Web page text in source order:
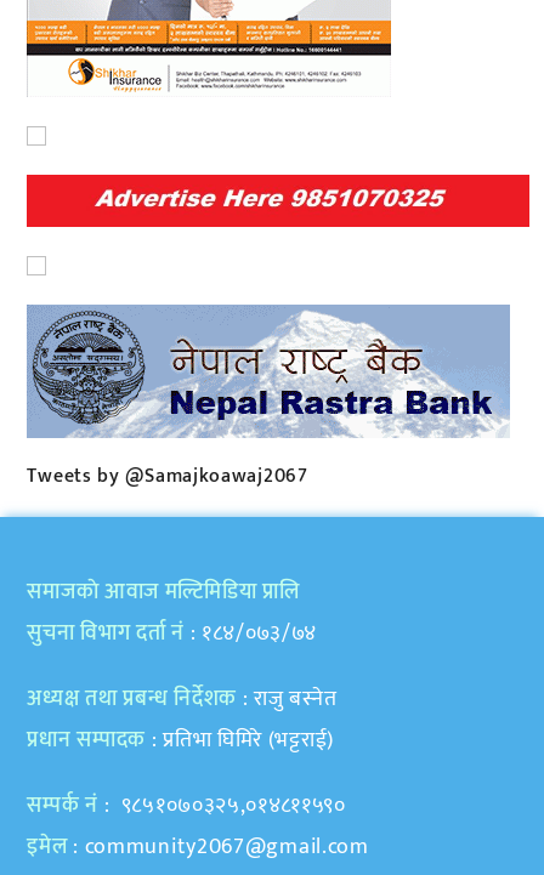
Tweets by @Samajkoawaj2067
समाजकाे आवाज मल्टिमिडिया प्रालि
सुचना विभाग दर्ता नं : १८४/०७३/७४
अध्यक्ष तथा प्रबन्ध निर्देशक : राजु बस्नेत
प्रधान सम्पादक : प्रतिभा घिमिरे (भट्टराई)
सम्पर्क नं : ९८५१०७०३२५,०१४८११५९०
इमेल: community2067@gmail.com